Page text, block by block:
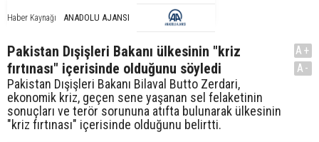
Haber Kaynağı ANADOLU AJANSI
Pakistan Dışişleri Bakanı ülkesinin "kriz
fırtınası" içerisinde olduğunu söyledi
Pakistan Dışişleri Bakanı Bilaval Butto Zerdari,
ekonomik kriz, geçen sene yaşanan sel felaketinin
sonuçları ve terör sorununa atıfta bulunarak ülkesinin
"kriz fırtınası" içerisinde olduğunu belirtti.
A+
A-